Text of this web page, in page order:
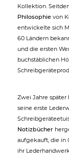
Kollektion.
Philosophie von
entwickelte sich
60 Ländern
und die ersten
buchstäblichen
Zwei Jahre später
seine erste
Notizbücher
aufgekauft, die in
ihr